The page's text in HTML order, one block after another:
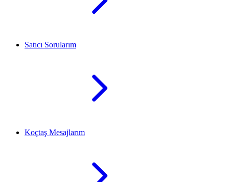
Satıcı Sorularım
Koçtaş Mesajlarım